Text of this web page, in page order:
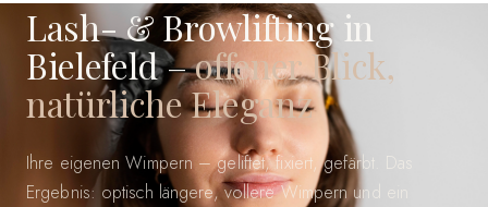
Lash- & Browlifting in
Bielefeld –offener Blick,
natürliche Eleganz
Ihre eigenen Wimpern – geliftet, fixiert, gefärbt. Das
Ergebnis: optisch längere, vollere Wimpern und ein